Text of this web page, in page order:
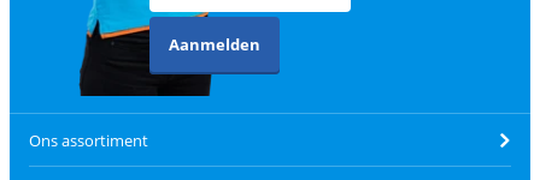
Aanmelden
Ons assortiment